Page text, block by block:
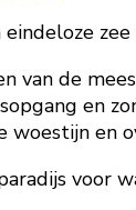
zee
van de
en
woestijn en
voor